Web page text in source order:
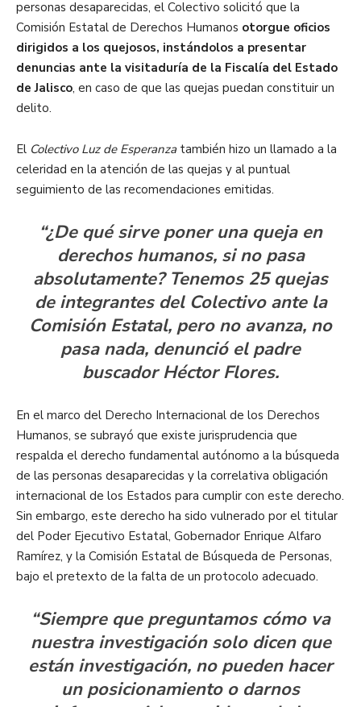
personas desaparecidas, el Colectivo solicitó que la
Comisión Estatal de Derechos Humanos otorgue oficios
dirigidos a los quejosos, instándolos a presentar
denuncias ante la visitaduría de la Fiscalía del Estado
de Jalisco, en caso de que las quejas puedan constituir un
delito.
El Colectivo Luz de Esperanzatambién hizo un llamado a la
celeridad en la atención de las quejas y al puntual
seguimiento de las recomendaciones emitidas.
“¿De qué sirve poner una queja en
derechos humanos, si no pasa
absolutamente? Tenemos 25 quejas
de integrantes del Colectivo ante la
Comisión Estatal, pero no avanza, no
pasa nada, denunció el padre
buscador Héctor Flores.
En el marco del Derecho Internacional de los Derechos
Humanos, se subrayó que existe jurisprudencia que
respalda el derecho fundamental autónomo a la búsqueda
de las personas desaparecidas y la correlativa obligación
internacional de los Estados para cumplir con este derecho.
Sin embargo, este derecho ha sido vulnerado por el titular
del Poder Ejecutivo Estatal, Gobernador Enrique Alfaro
Ramírez, y la Comisión Estatal de Búsqueda de Personas,
bajo el pretexto de la falta de un protocolo adecuado.
“Siempre que preguntamos cómo va
nuestra investigación solo dicen que
están investigación, no pueden hacer
un posicionamiento o darnos